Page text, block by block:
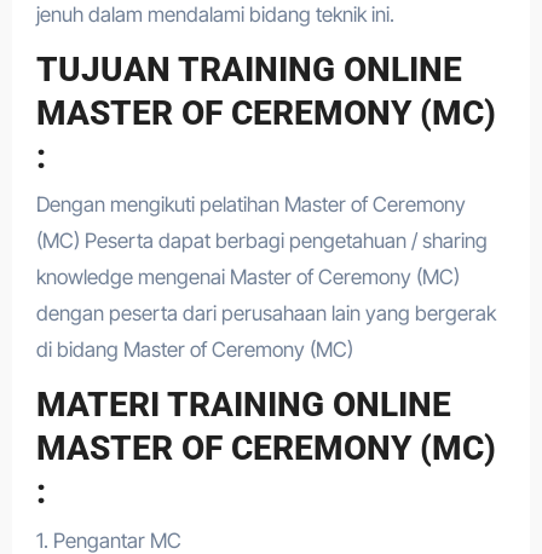
jenuh dalam mendalami bidang teknik ini.
TUJUAN TRAINING ONLINE
MASTER OF CEREMONY (MC)
:
Dengan mengikuti pelatihan Master of Ceremony
(MC) Peserta dapat berbagi pengetahuan / sharing
knowledge mengenai Master of Ceremony (MC)
dengan peserta dari perusahaan lain yang bergerak
di bidang Master of Ceremony (MC)
MATERI TRAINING ONLINE
MASTER OF CEREMONY (MC)
:
1. Pengantar MC